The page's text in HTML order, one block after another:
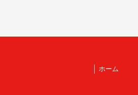
ホーム